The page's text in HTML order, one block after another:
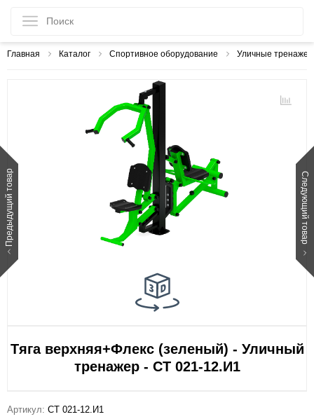
Главная Каталог Спортивное оборудование Уличные
Предыдущий товар Следующий товар
Тяга верхняя+Флекс (зеленый) - Уличный
тренажер - СТ 021-12.И1
Артикул: СТ 021-12.И1